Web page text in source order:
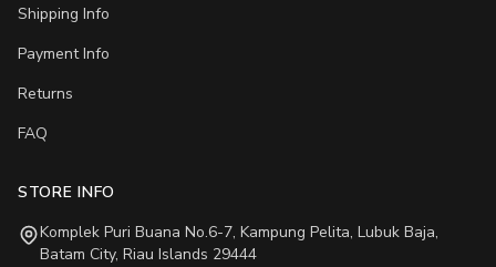
Shipping Info
Payment Info
Returns
FAQ
STORE INFO
Komplek Puri Buana No.6-7, Kampung Pelita, Lubuk Baja,
Batam City, Riau Islands 29444